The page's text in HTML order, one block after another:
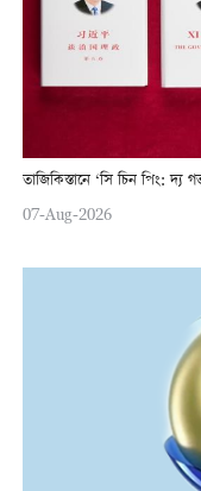
তাজিকিস্তানে ‘সি চিন পিং: দ্য
07-Aug-2026